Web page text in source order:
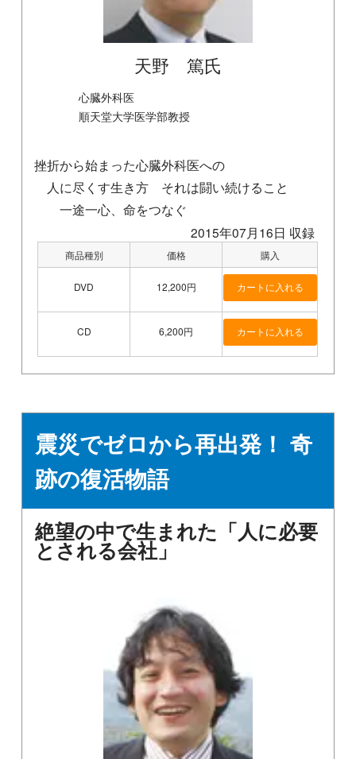
天野 篤氏
心臓外科医
順天堂大学医学部教授
挫折から始まった心臓外科医への
人に尽くす生き方 それは闘い続けること
一途一心、命をつなぐ
2015年07月16日 収録
商品種別 価格 購入
DVD 12,200円
CD 6,200円
震災でゼロから再出発！ 奇
跡の復活物語
絶望の中で生まれた「人に必要
とされる会社」